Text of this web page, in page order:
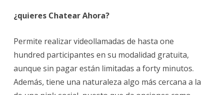
¿quieres Chatear Ahora?
Permite realizar videollamadas de hasta one
hundred participantes en su modalidad gratuita,
aunque sin pagar están limitadas a forty minutos.
Además, tiene una naturaleza algo más cercana a la